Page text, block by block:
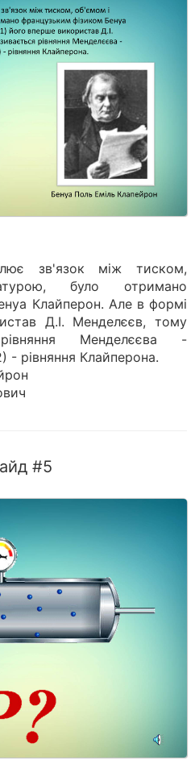
зв'язок між тиском,
було отримано
Клайперон. Але в формі
Д.І. Менделєєв, тому
Менделєєва -
- рівняння Клайперона.
#5